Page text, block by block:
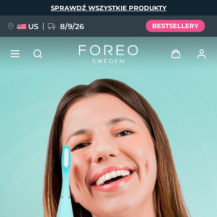
SPRAWDŹ WSZYSTKIE PRODUKTY
US 8/9/26 BESTSELLERY
Profil użytkownika
Moje urządzenia
Moje zamówienia
Moje adresy
Moje subskrypcje
FAQ™ Pure Beauty-Tech Elixir
BREAKING NEWS
issa™ Teeth Whitening Set
Deutsch
Español
Français
Italiano
Português
Svenska
Русский
简体中文 繁體中文